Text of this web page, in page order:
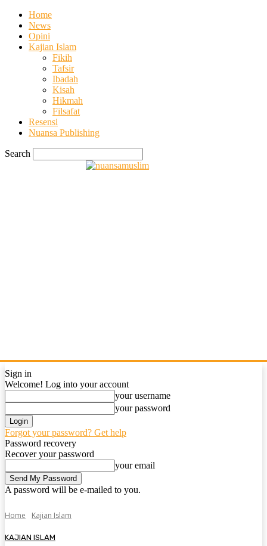
Home
News
Opini
Kajian Islam
Fikih
Tafsir
Ibadah
Kisah
Hikmah
Filsafat
Resensi
Nuansa Publishing
Search
Sign in
Welcome! Log into your account
your username
your password
Forgot your password? Get help
Password recovery
Recover your password
your email
A password will be e-mailed to you.
Home Kajian Islam
KAJIAN ISLAM